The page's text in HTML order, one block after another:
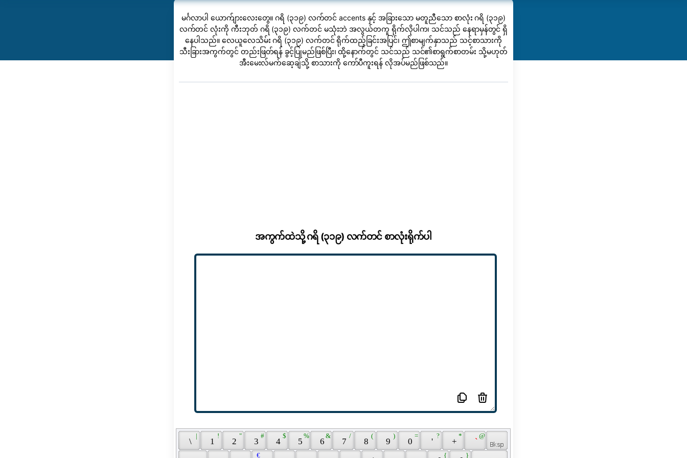
မင်္ဂလာပါ ယောက်ျားလေးတွေ။ ဂရိ (၃၁၉) လက်တင် accents နှင့် အခြားသော မတူညီသော စာလုံး ဂရိ (၃၁၉)
လက်တင် လုံးကို ကီးဘုတ် ဂရိ (၃၁၉) လက်တင် မသုံးဘဲ အလွယ်တကူ ရိုက်လိုပါက၊ သင်သည် နေရာမှန်တွင် ရှိ
နေပါသည်။ လေယူလေသိမ်း ဂရိ (၃၁၉) လက်တင် ရိုက်ထည့်ခြင်းအပြင်၊ ဤစာမျက်နှာသည် သင့်စာသားကို
သီးခြားအကွက်တွင် တည်းဖြတ်ရန် ခွင့်ပြုမည်ဖြစ်ပြီး၊ ထို့နောက်တွင် သင်သည် သင်၏စာရွက်စာတမ်း သို့မဟုတ်
အီးမေးလ်မက်ဆေ့ချ်သို့ စာသားကို ကော်ပီကူးရန် လိုအပ်မည်ဖြစ်သည်။
အကွက်ထဲသို့ ဂရိ (၃၁၉) လက်တင် စာလုံးရိုက်ပါ
\
|
1
!
2
"
3
#
4
$
5
%
6
&
7
/
8
(
9
)
0
=
'
?
+
*
`
@
€ { }